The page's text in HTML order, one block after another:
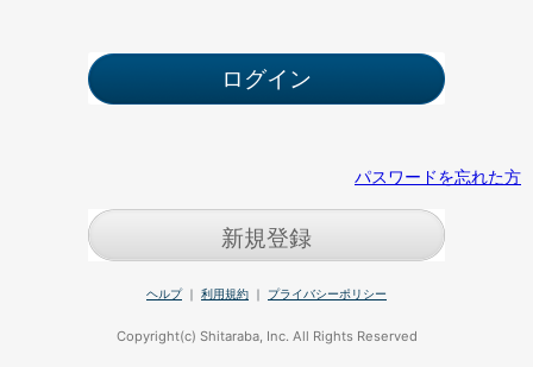
パスワードを忘れた方
新規登録
ヘルプ｜ 利用規約 ｜ プライバシーポリシー
Copyright(c) Shitaraba, Inc. All Rights Reserved